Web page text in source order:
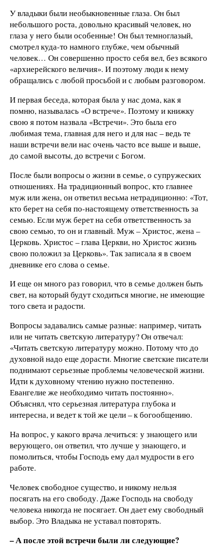
У владыки были необыкновенные глаза. Он был
небольшого роста, довольно красивый человек, но
глаза у него были особенные! Он был темноглазый,
смотрел куда-то намного глубже, чем обычный
человек… Он совершенно просто себя вел, без всякого
«архиерейского величия». И поэтому люди к нему
обращались с любой просьбой и с любым разговором.
И первая беседа, которая была у нас дома, как я
помню, называлась «О встрече». Поэтому и книжку
свою я потом назвала «Встречи». Это была его
любимая тема, главная для него и для нас – ведь те
наши встречи вели нас очень часто все выше и выше,
до самой высоты, до встречи с Богом.
После были вопросы о жизни в семье, о супружеских
отношениях. На традиционный вопрос, кто главнее
муж или жена, он ответил весьма нетрадиционно: «Тот,
кто берет на себя по-настоящему ответственность за
семью. Если муж берет на себя ответственность за
свою семью, то он и главный. Муж – Христос, жена –
Церковь. Христос – глава Церкви, но Христос жизнь
свою положил за Церковь». Так записала я в своем
дневнике его слова о семье.
И еще он много раз говорил, что в семье должен быть
свет, на который будут сходиться многие, не имеющие
того света и радости.
Вопросы задавались самые разные: например, читать
или не читать светскую литературу? Он отвечал:
«Читать светскую литературу можно. Потому что до
духовной надо еще дорасти. Многие светские писатели
поднимают серьезные проблемы человеческой жизни.
Идти к духовному чтению нужно постепенно.
Евангелие же необходимо читать постоянно».
Объяснял, что серьезная литература глубока и
интересна, и ведет к той же цели – к богообщению.
На вопрос, у какого врача лечиться: у знающего или
верующего, он ответил, что лучше у знающего, и
помолиться, чтобы Господь ему дал мудрости в его
работе.
Человек свободное существо, и никому нельзя
посягать на его свободу. Даже Господь на свободу
человека никогда не посягает. Он дает ему свободный
выбор. Это Владыка не уставал повторять.
– А после этой встречи были ли следующие?